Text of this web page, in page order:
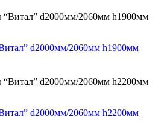
d2000мм/2060мм h1900мм
d2000мм/2060мм h2200мм